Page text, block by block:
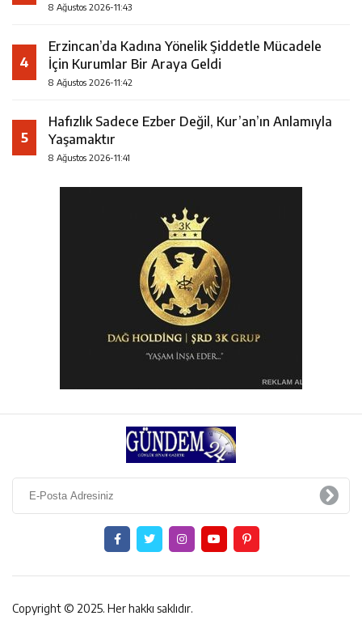
8 Ağustos 2026-11:43
4
Erzincan’da Kadına Yönelik Şiddetle Mücadele
İçin Kurumlar Bir Araya Geldi
8 Ağustos 2026-11:42
5
Hafızlık Sadece Ezber Değil, Kur’an’ın Anlamıyla
Yaşamaktır
8 Ağustos 2026-11:41
Copyright © 2025. Her hakkı saklıdır.